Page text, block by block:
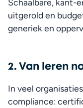
uitgerold en
generiek en
2. Van leren
In veel
compliance: